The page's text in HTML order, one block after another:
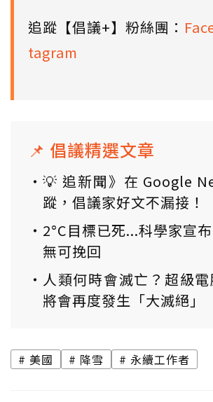
追蹤【倡議+】粉絲團：
tagram
📌 倡議精選文章
💡 追新聞》在 Google
蹤，倡議家好文不漏接！
2°C目標已死...科學家宣
無可挽回
人類何時會滅亡？超級
將會再度發生「大滅絕」
美國 降雪 永續工作者